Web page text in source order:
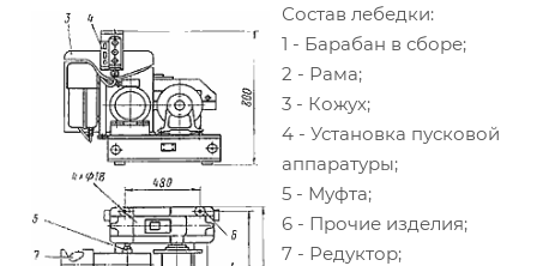
Состав лебедки:
1 - Барабан в сборе;
2 - Рама;
3 - Кожух;
4 - Установка пусковой
аппаратуры;
5 - Муфта;
6 - Прочие изделия;
7 - Редуктор;